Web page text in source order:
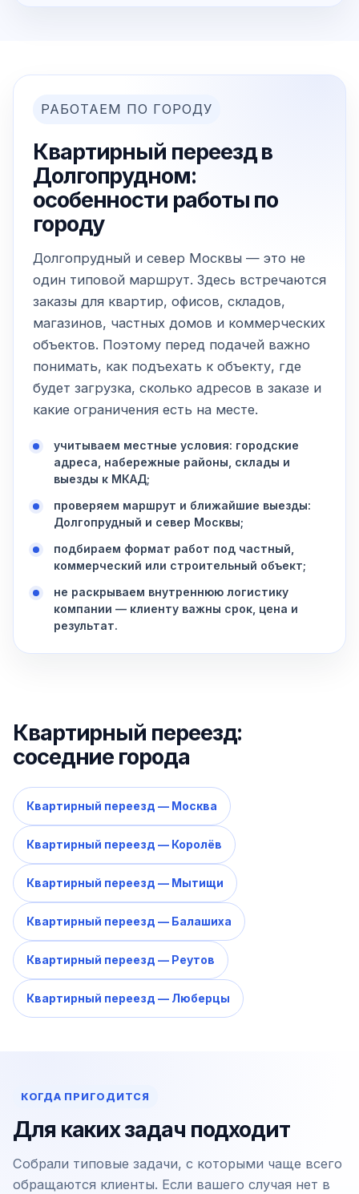
РАБОТАЕМ ПО ГОРОДУ
Квартирный переезд в
Долгопрудном:
особенности работы по
городу
Долгопрудный и север Москвы — это не
один типовой маршрут. Здесь встречаются
заказы для квартир, офисов, складов,
магазинов, частных домов и коммерческих
объектов. Поэтому перед подачей важно
понимать, как подъехать к объекту, где
будет загрузка, сколько адресов в заказе и
какие ограничения есть на месте.
учитываем местные условия: городские
адреса, набережные районы, склады и
выезды к МКАД;
проверяем маршрут и ближайшие выезды:
Долгопрудный и север Москвы;
подбираем формат работ под частный,
коммерческий или строительный объект;
не раскрываем внутреннюю логистику
компании — клиенту важны срок, цена и
результат.
Квартирный переезд:
соседние города
Квартирный переезд — Москва
Квартирный переезд — Королёв
Квартирный переезд — Мытищи
Квартирный переезд — Балашиха
Квартирный переезд — Реутов
Квартирный переезд — Люберцы
КОГДА ПРИГОДИТСЯ
Для каких задач подходит
Собрали типовые задачи, с которыми чаще всего
обращаются клиенты. Если вашего случая нет в